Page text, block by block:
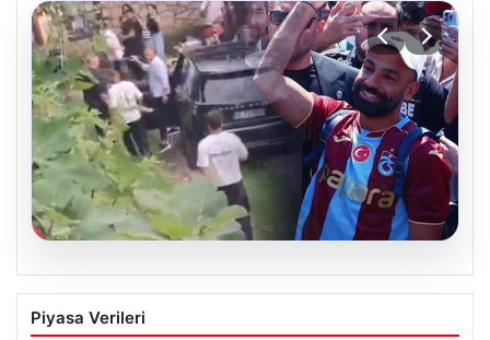
07.08.2026
Trabzonlu Teyzenin Mohamed Salah’a
Yönelik Sıcak Yaklaşımı Gülümsetti
Piyasa Verileri